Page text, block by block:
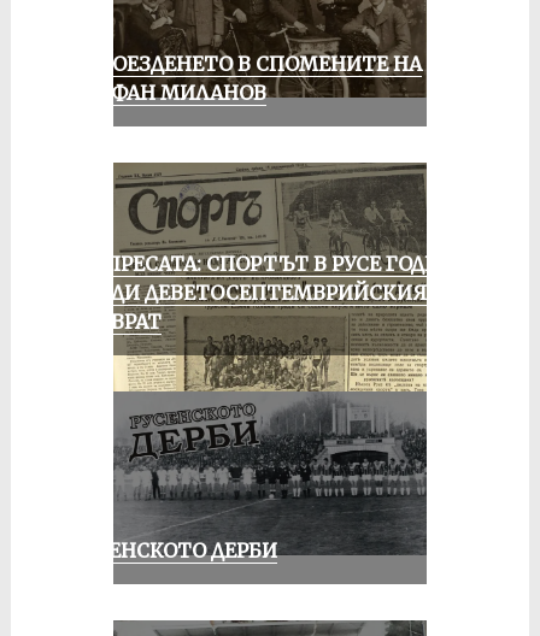
КОЛОЕЗДЕНЕТО В СПОМЕНИТЕ НА
СТЕФАН МИЛАНОВ
ОТ ПРЕСАТА: СПОРТЪТ В РУСЕ ГОДИНА
ПРЕДИ ДЕВЕТОСЕПТЕМВРИЙСКИЯ
ПРЕВРАТ
РУСЕНСКОТО ДЕРБИ